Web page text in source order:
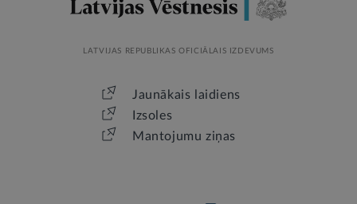
LATVIJAS REPUBLIKAS OFICIĀLAIS IZDEVUMS
Jaunākais laidiens
Izsoles
Mantojumu ziņas